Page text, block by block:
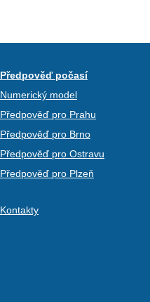
Předpověď počasí
Numerický model
Předpověď pro Prahu
Předpověď pro Brno
Předpověď pro Ostravu
Předpověď pro Plzeň
Kontakty